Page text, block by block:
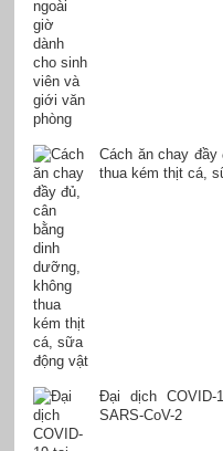
Cách ăn chay
thua kém thịt cá,
Đại dịch COVID-
SARS-CoV-2